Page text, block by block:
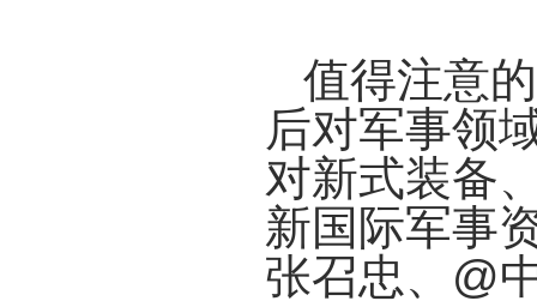
值得注意
后对军事领
对新式装备
新国际军事
张召忠、@